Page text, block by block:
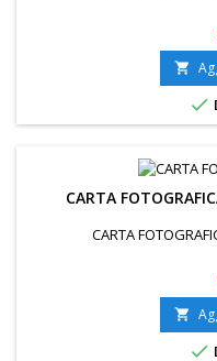


CARTA
CARTA

